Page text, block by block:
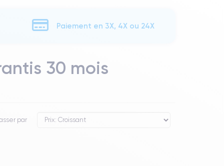
Paiement en 3X, 4X ou 24X
30 mois
par